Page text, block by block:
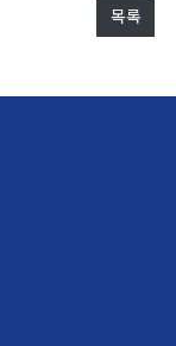
목록